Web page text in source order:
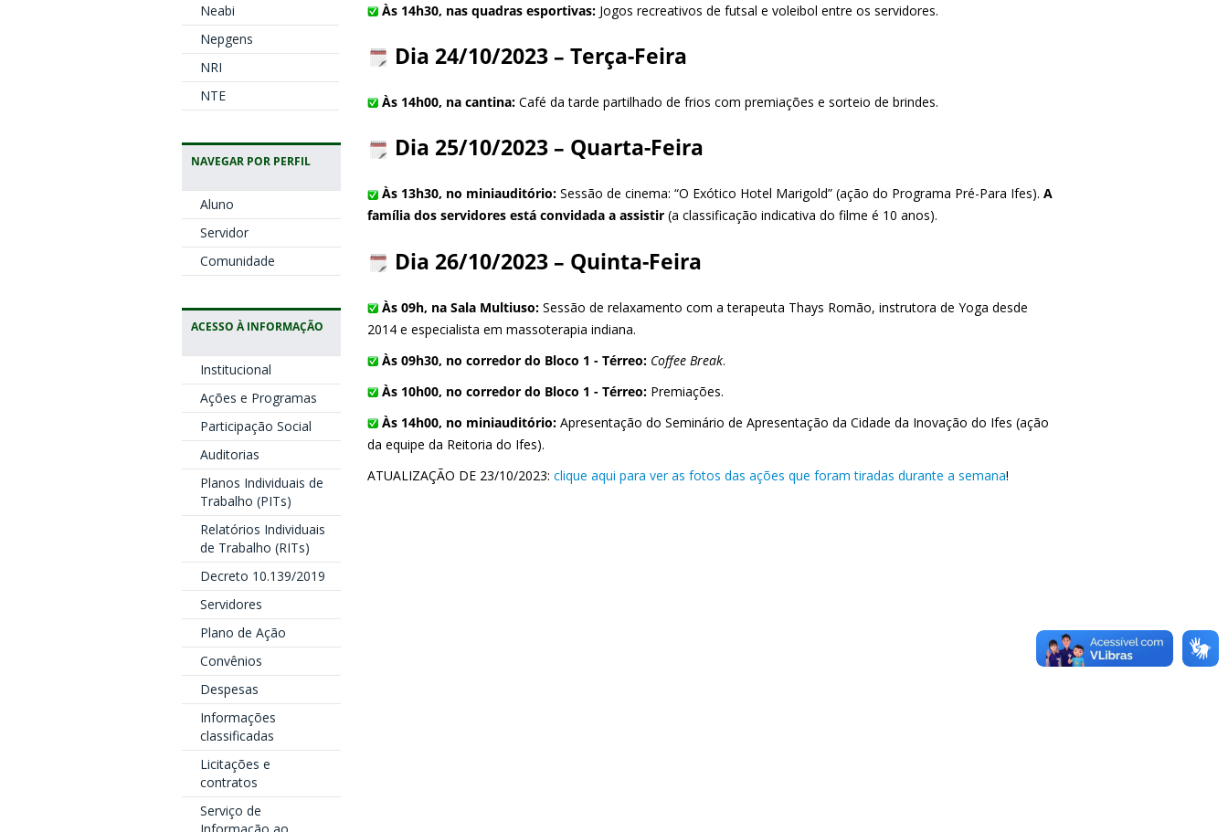
Neabi
Nepgens
NRI
NTE
NAVEGAR POR PERFIL
Aluno
Servidor
Comunidade
ACESSO À INFORMAÇÃO
Institucional
Ações e Programas
Participação Social
Auditorias
Planos Individuais de
Trabalho (PITs)
Relatórios Individuais
de Trabalho (RITs)
Decreto 10.139/2019
Servidores
Plano de Ação
Convênios
Despesas
Informações
classificadas
Licitações e
contratos
Serviço de
Às 14h30, nas quadras esportivas: Jogos recreativos de futsal e voleibol entre os servidores.
Dia 24/10/2023 – Terça-Feira
Às 14h00, na cantina: Café da tarde partilhado de frios com premiações e sorteio de brindes.
Dia 25/10/2023 – Quarta-Feira
Às 13h30, no miniauditório: Sessão de cinema: “O Exótico Hotel Marigold” (ação do Programa Pré-Para Ifes). A
família dos servidores está convidada a assistir (a classificação indicativa do filme é 10 anos).
Dia 26/10/2023 – Quinta-Feira
Às 09h, na Sala Multiuso: Sessão de relaxamento com a terapeuta Thays Romão, instrutora de Yoga desde
2014 e especialista em massoterapia indiana.
Às 09h30, no corredor do Bloco 1 - Térreo: Coffee Break.
Às 10h00, no corredor do Bloco 1 - Térreo: Premiações.
Às 14h00, no miniauditório: Apresentação do Seminário de Apresentação da Cidade da Inovação do Ifes (ação
da equipe da Reitoria do Ifes).
ATUALIZAÇÃO DE 23/10/2023: clique aqui para ver as fotos das ações que foram tiradas durante a semana!